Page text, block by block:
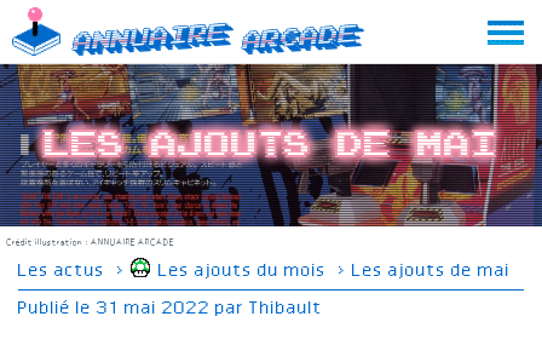
Skip
to
content
Annuaire Arcade
Les ajouts de mai
Crédit illustration : ANNUAIRE ARCADE
Les actus › Les ajouts du mois › Les ajouts de mai
Publié le 31 mai 2022 par Thibault